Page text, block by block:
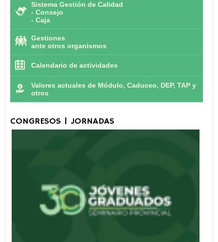
Sistema Gestión de Calidad
- Consejo
- Caja
Gestiones
ante otros organismos
Calendario de actividades
Valores actuales de Módulo, Caduceo, DEP, TAP y
otros
CONGRESOS | JORNADAS